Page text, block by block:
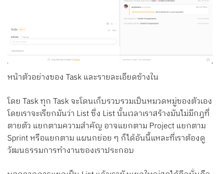
หน้าตัวอย่างของ Task และรายละเอียดข้างใน
โดย Task ทุก Task จะโดนเก็บรวบรวมเป็นหมวดหมู่ของตัวเอง
โดยเราจะเรียกมันว่า List ซึ่ง List นั้นเวลาเราสร้างมันไม่มีกฎที่
ตายตัว แยกตามความสำคัญ อาจแยกตาม Project แยกตาม
Sprint หรือแยกตาม แผนกย่อย ๆ ก็ได้อันนี้แหละที่เราต้องดู
วัฒนธรรมการทำงานของเราประกอบ